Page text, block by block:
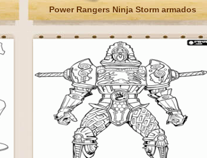
Power Rangers Ninja Storm armados